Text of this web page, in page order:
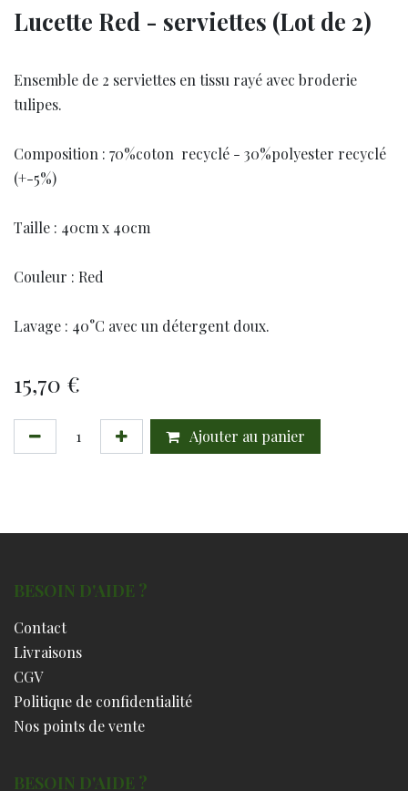
Lucette Red - serviettes (Lot de 2)
Ensemble de 2 serviettes en tissu rayé avec broderie
tulipes.
Composition : 70%coton recyclé - 30%polyester recyclé
(+-5%)
Taille : 40cm x 40cm
Couleur : Red
Lavage : 40°C avec un détergent doux.
15,70 €
Ajouter au panier
BESOIN D'AIDE ?
Contact
Livraisons
CGV
Politique de confidentialité
Nos points de vente
BESOIN D'AIDE ?